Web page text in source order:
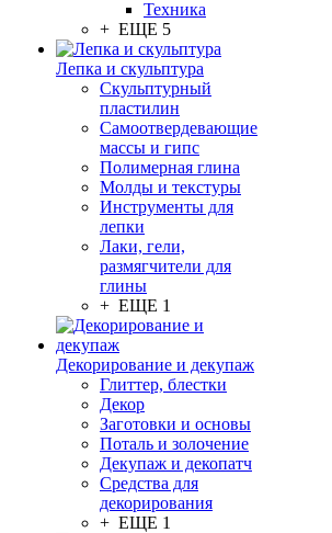
Техника
+ ЕЩЕ 5
Лепка и скульптура
Скульптурный
пластилин
Самоотвердевающие
массы и гипс
Полимерная глина
Молды и текстуры
Инструменты для
лепки
Лаки, гели,
размягчители для
глины
+ ЕЩЕ 1
Декорирование и декупаж
Глиттер, блестки
Декор
Заготовки и основы
Поталь и золочение
Декупаж и декопатч
Средства для
декорирования
+ ЕЩЕ 1